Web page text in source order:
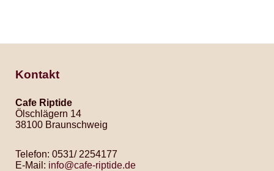
Kontakt
Cafe Riptide
Ölschlägern 14
38100 Braunschweig
Telefon: 0531/ 2254177
E-Mail: info@cafe-riptide.de